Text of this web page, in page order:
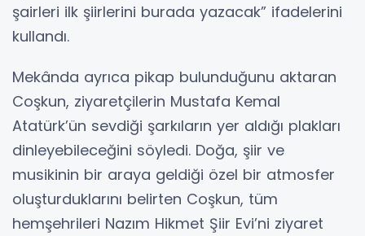
şairleri ilk şiirlerini burada yazacak” ifadelerini
kullandı.
Mekânda ayrıca pikap bulunduğunu aktaran
Coşkun, ziyaretçilerin Mustafa Kemal
Atatürk’ün sevdiği şarkıların yer aldığı plakları
dinleyebileceğini söyledi. Doğa, şiir ve
musikinin bir araya geldiği özel bir atmosfer
oluşturduklarını belirten Coşkun, tüm
hemşehrileri Nazım Hikmet Şiir Evi’ni ziyaret